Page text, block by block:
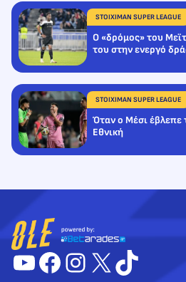
STOIXIMAN SUPER LEAGUE
O «δρόμος» του
του στην ενεργό
STOIXIMAN SUPER LEAGUE
Όταν ο Μέσι έβλεπε
Εθνική
YouTube
Facebook
Instagram
X TikTok